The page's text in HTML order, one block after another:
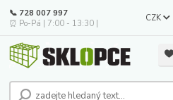
CZK
📞 728 007 997
⏰ Po-Pá | 7:00 - 13:30 |